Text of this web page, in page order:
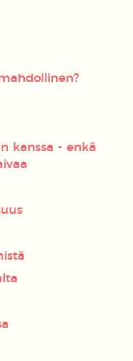
kanssa - enkä